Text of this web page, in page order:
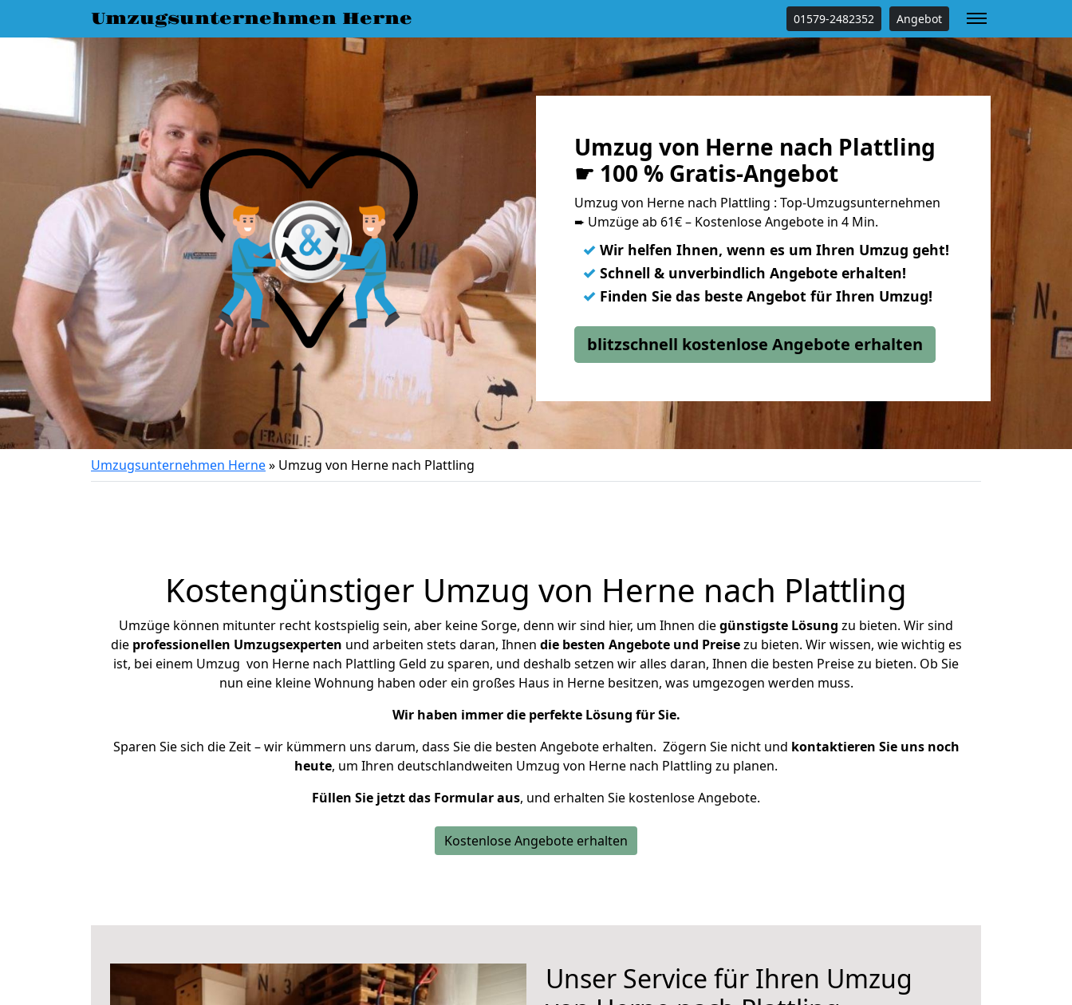
Umzugsunternehmen Herne 01579-2482352 Angebot
Umzug von Herne nach Plattling
☛ 100 % Gratis-Angebot
Umzug von Herne nach Plattling : Top-Umzugsunternehmen
➨ Umzüge ab 61€ – Kostenlose Angebote in 4 Min.
✓ Wir helfen Ihnen, wenn es um Ihren Umzug geht!
✓ Schnell & unverbindlich Angebote erhalten!
✓ Finden Sie das beste Angebot für Ihren Umzug!
blitzschnell kostenlose Angebote erhalten
Umzugsunternehmen Herne» Umzug von Herne nach Plattling
Kostengünstiger Umzug von Herne nach Plattling
Umzüge können mitunter recht kostspielig sein, aber keine Sorge, denn wir sind hier, um Ihnen diegünstigste Lösung zu bieten. Wir sind
die professionellen Umzugsexperten und arbeiten stets daran, Ihnen die besten Angebote und Preisezu bieten. Wir wissen, wie wichtig es
ist, bei einem Umzug von Herne nach Plattling Geld zu sparen, und deshalb setzen wir alles daran, Ihnen die besten Preise zu bieten. Ob Sie
nun eine kleine Wohnung haben oder ein großes Haus in Herne besitzen, was umgezogen werden muss.
Wir haben immer die perfekte Lösung für Sie.
Sparen Sie sich die Zeit – wir kümmern uns darum, dass Sie die besten Angebote erhalten. Zögern Sie nicht und kontaktieren Sie uns noch
heute, um Ihren deutschlandweiten Umzug von Herne nach Plattling zu planen.
Füllen Sie jetzt das Formular aus, und erhalten Sie kostenlose Angebote.
Kostenlose Angebote erhalten
Unser Service für Ihren Umzug